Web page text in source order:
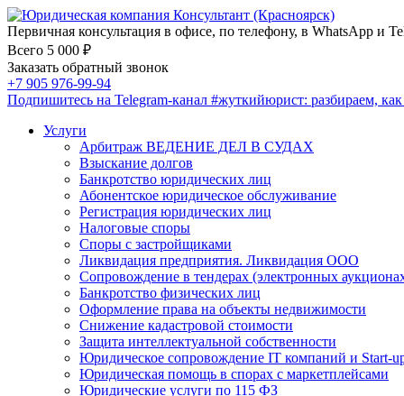
Первичная консультация в офисе, по телефону, в WhatsApp и
Всего 5 000 ₽
Заказать обратный звонок
+7 905 976-99-94
Подпишитесь на Telegram-канал #жуткийюрист: разбираем,
Услуги
Арбитраж ВЕДЕНИЕ ДЕЛ В СУДАХ
Взыскание долгов
Банкротство юридических лиц
Абонентское юридическое обслуживание
Регистрация юридических лиц
Налоговые споры
Споры с застройщиками
Ликвидация предприятия. Ликвидация ООО
Сопровождение в тендерах (электронных
Банкротство физических лиц
Оформление права на объекты недвижимости
Снижение кадастровой стоимости
Защита интеллектуальной собственности
Юридическое сопровождение IT компаний и Start-
Юридическая помощь в спорах с маркетплейсами
Юридические услуги по 115 ФЗ